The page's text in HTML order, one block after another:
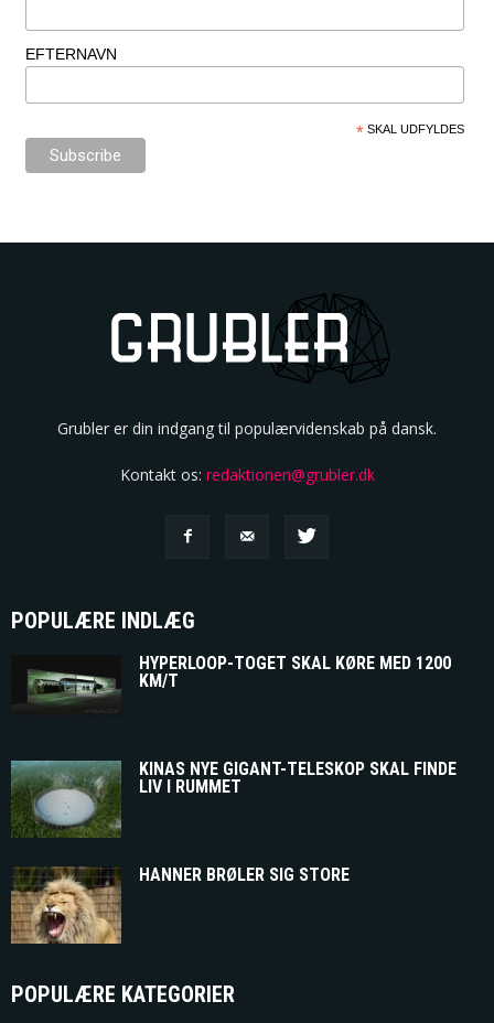
EFTERNAVN
* SKAL UDFYLDES
Grubler er din indgang til populærvidenskab på dansk.
Kontakt os: redaktionen@grubler.dk
POPULÆRE INDLÆG
HYPERLOOP-TOGET SKAL KØRE MED 1200
KM/T
KINAS NYE GIGANT-TELESKOP SKAL FINDE
LIV I RUMMET
HANNER BRØLER SIG STORE
POPULÆRE KATEGORIER